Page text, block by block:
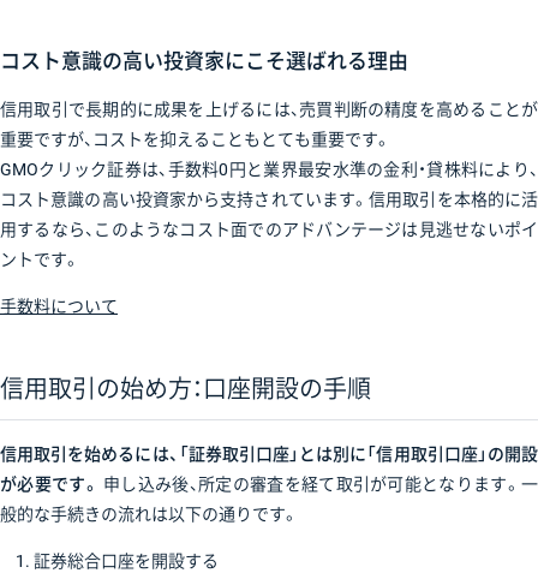
コスト意識の高い投資家にこそ選ばれる理由
信用取引で長期的に成果を上げるには、売買判断の精度を高めることが
重要ですが、コストを抑えることもとても重要です。
GMOクリック証券は、手数料0円と業界最安水準の金利・貸株料により、
コスト意識の高い投資家から支持されています。信用取引を本格的に活
用するなら、このようなコスト面でのアドバンテージは見逃せないポイ
ントです。
手数料について
信用取引の始め方：口座開設の手順
信用取引を始めるには、「証券取引口座」とは別に「信用取引口座」の開設
が必要です。
申し込み後、所定の審査を経て取引が可能となります。一
般的な手続きの流れは以下の通りです。
証券総合口座を開設する